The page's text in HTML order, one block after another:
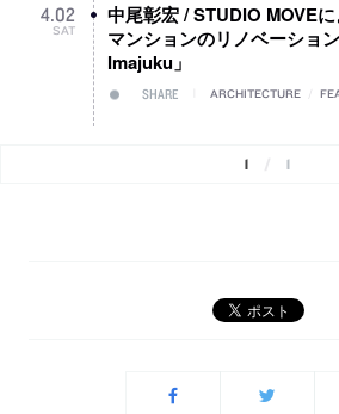
4.02
SAT
中尾彰宏 / STUDIO MOVE
マンションのリノベーショ
Imajuku」
SHARE ARCHITECTURE
1 1